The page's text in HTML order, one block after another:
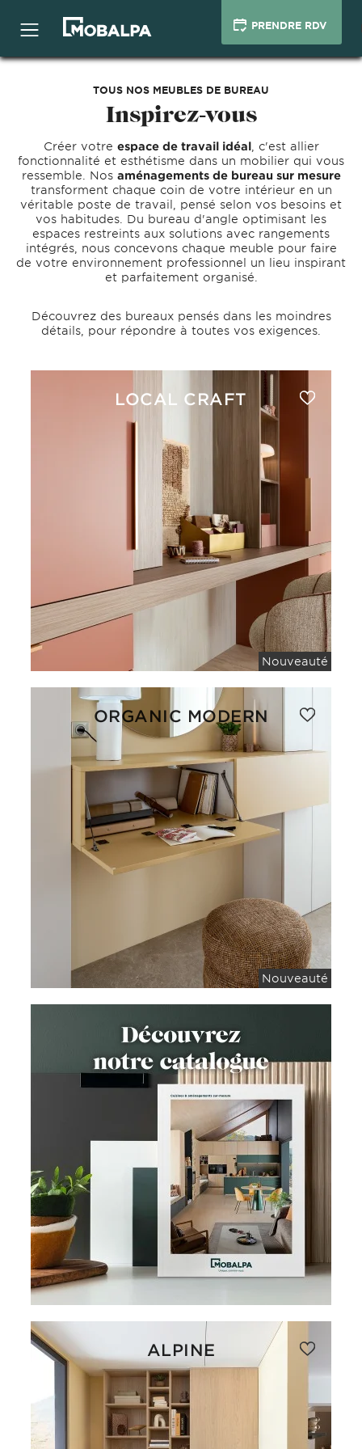
PRENDRE RDV
TOUS NOS MEUBLES DE BUREAU
Inspirez-vous
Créer votre espace de travail idéal, c'est allier
fonctionnalité et esthétisme dans un mobilier qui vous
ressemble. Nos aménagements de bureau sur mesure
transforment chaque coin de votre intérieur en un
véritable poste de travail, pensé selon vos besoins et
vos habitudes. Du bureau d'angle optimisant les
espaces restreints aux solutions avec rangements
intégrés, nous concevons chaque meuble pour faire
de votre environnement professionnel un lieu inspirant
et parfaitement organisé.
Découvrez des bureaux pensés dans les moindres
détails, pour répondre à toutes vos exigences.
LOCAL CRAFT
Nouveauté
ORGANIC MODERN
Nouveauté
ALPINE